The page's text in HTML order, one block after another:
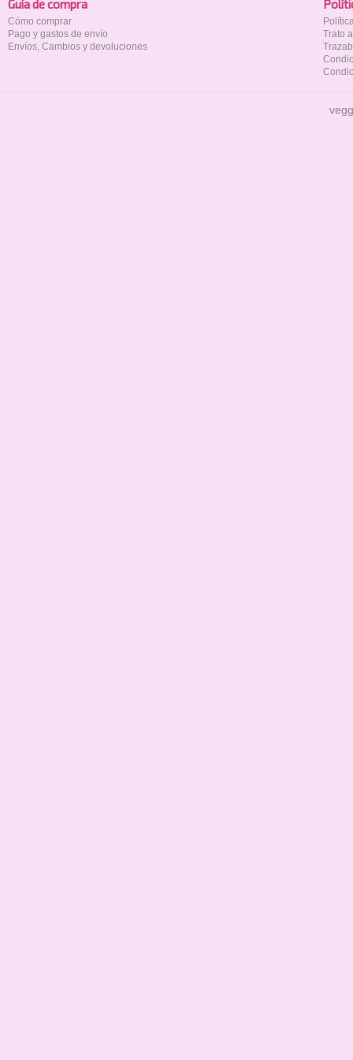
Guía de compra
Cómo comprar
Pago y gastos de envío
Envíos, Cambios y devoluciones
Trato